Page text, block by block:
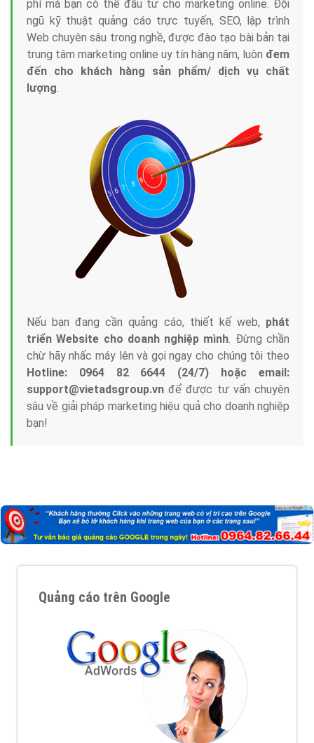
phí mà bạn có thể đầu tư cho marketing online. Đội
ngũ kỹ thuật quảng cáo trực tuyến, SEO, lập trình
Web chuyên sâu trong nghề, được đào tạo bài bản tại
trung tâm marketing online uy tín hàng năm, luôn đem
đến cho khách hàng sản phẩm/ dịch vụ chất
lượng.
Nếu bạn đang cần quảng cáo, thiết kế web, phát
triển Website cho doanh nghiệp mình. Đừng chần
chừ hãy nhấc máy lên và gọi ngay cho chúng tôi theo
Hotline: 0964 82 6644 (24/7) hoặc email:
support@vietadsgroup.vn để được tư vấn chuyên
sâu về giải pháp marketing hiệu quả cho doanh nghiệp
bạn!
Quảng cáo trên Google